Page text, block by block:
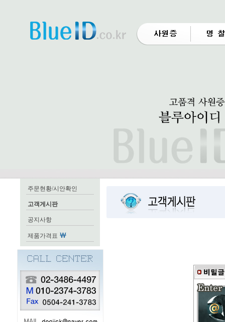
주문현황/시안확인
고객게시판
공지사항
제품가격표